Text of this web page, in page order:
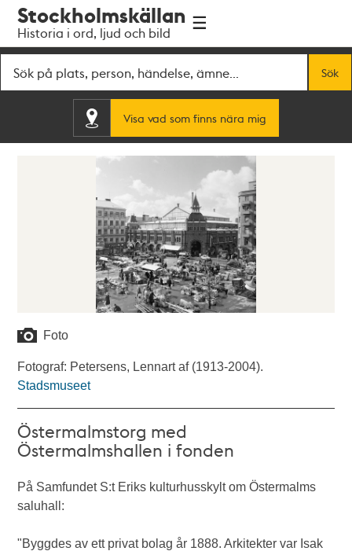
navigationen
huvudinnehållet
Stockholmskällan
Historia i ord, ljud och bild
Sök
Visa vad som finns nära mig
Foto
Fotograf: Petersens, Lennart af (1913-2004).
Stadsmuseet
Östermalmstorg med
Östermalmshallen i fonden
På Samfundet S:t Eriks kulturhusskylt om Östermalms
saluhall:
"Byggdes av ett privat bolag år 1888. Arkitekter var Isak